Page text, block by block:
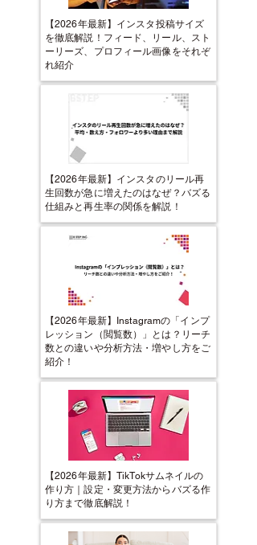
【2026年最新】インスタ投稿サイズ
を徹底解説！フィード、リール、スト
ーリーズ、プロフィール画像をそれぞ
れ紹介
【2026年最新】インスタのリール再
生回数が急に増えたのはなぜ？バズる
仕組みと再生率の関係を解説！
【2026年最新】Instagramの「インプ
レッション（閲覧数）」とは？リーチ
数との違いや分析方法・増やし方をご
紹介！
【2026年最新】TikTokサムネイルの
作り方｜設定・変更方法からバズる作
り方まで徹底解説！